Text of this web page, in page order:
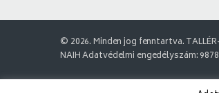
© 2026. Minden jog fenntartva.
NAIH Adatvédelmi engedélyszám: